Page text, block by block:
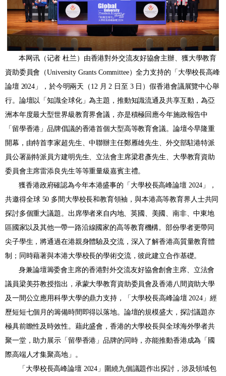
本网讯（记者 杜兰）由香港對外交流友好協會主辦、獲大學教育
資助委員會（University Grants Committee）全力支持的「大學校長高峰
論壇 2024 」，於今明兩天 （ 12 月2 日至 3 日 ）假香港會議展覽中心舉
行。論壇以「知識全球化」為主題，推動知識流通及共享互動，為亞
洲本年度最大型世界級教育界會議，亦是積極回應今年施政報告中
「留學香港」品牌倡議的香港首個大型高等教育會議。論壇今早隆重
開幕，由特首李家超先生、中聯辦主任鄭雁雄先生、外交部駐港特派
員公署副特派員方建明先生、立法會主席梁君彥先生、大學教育資助
委員會主席雷添良先生等等重量級嘉賓主禮。
獲香港政府確認為今年本港盛事的 「大學校長高峰論壇 2024 」
，
共邀得全球 50 多間大學校長和教育領袖， 與本港高等教育界 人士共同
探討多個重大議題。出席學者來自内地、英國、美國、南非、中東地
區國家以及其他一帶一路沿線國家的高等教育機構。部份學者更帶同
尖子學生，將通過在港親身體驗及交流， 深入 了解香港高質量教育體
制；同時藉著與本港大學校長的學術交流，彼此建立合作基礎。
身兼論壇籌委會主席的香港對外交流友好協會創會主席、立法會
議員梁美芬教授指出，承蒙大學教育資助委員會及香港八間資助大學
及一間公立應用科學大學的鼎力支持，「大學校長高峰論壇 2024」 經
歷短短七個月的籌備時間 即得以落地。論壇的規模盛大，探討議題亦
極具前瞻性及時效性。藉此盛會，香港的大學校長與全球海外學者共
聚一堂，助力展示「留學香港」品牌的同時，亦能推動香港成為「國
際高端人才集聚高地」。
「大學校長高峰論壇 2024 」 圍繞九個議題作出探討， 涉及領域包